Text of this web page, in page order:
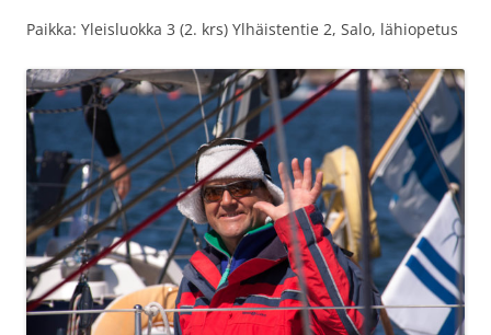
Paikka: Yleisluokka 3 (2. krs) Ylhäistentie 2, Salo, lähiopetus